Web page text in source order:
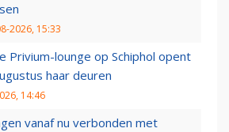
2026, 15:33
Privium-lounge op Schiphol opent
haar deuren
14:46
vanaf nu verbonden met